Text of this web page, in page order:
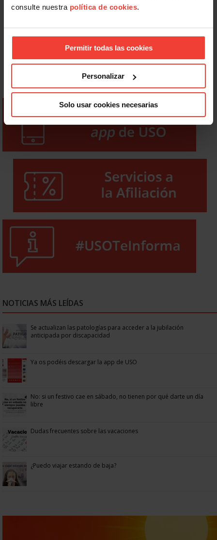
consulte nuestra política de cookies.
Permitir todas las cookies
Personalizar
Solo usar cookies necesarias
NOTICIAS MÁS LEÍDAS
Se actualizan las patologías para acceder a la jubilación
anticipada por discapacidad
Ya os podéis descargar la app de USO
No: si un festivo cae en sábado, no tienen por qué darte un día
libre
Dudas frecuentes sobre las vacaciones
¿Puedo viajar estando de baja?